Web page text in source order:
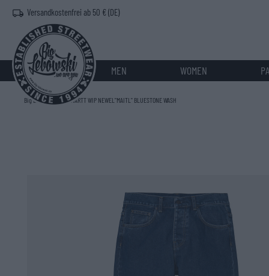
Versandkostenfrei ab 50 € (DE)
MEN WOMEN
Big Lebowski >CARHARTT WIP NEWEL"MAITL" BLUESTONE WASH